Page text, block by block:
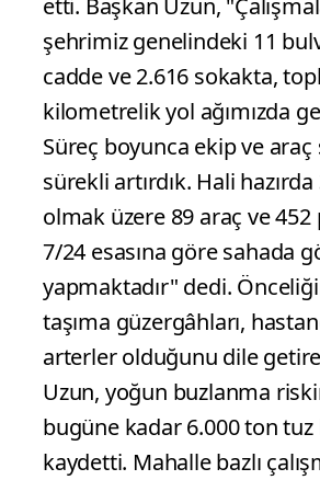
şehrimiz genelindeki 11
cadde ve 2.616 sokakta,
kilometrelik yol ağımızda
Süreç boyunca ekip ve araç
sürekli artırdık. Hali hazırda
olmak üzere 89 araç ve
7/24 esasına göre sahada
yapmaktadır" dedi.
taşıma güzergâhları,
arterler olduğunu dile
Uzun, yoğun buzlanma
bugüne kadar 6.000 ton tuz
kaydetti. Mahalle bazlı